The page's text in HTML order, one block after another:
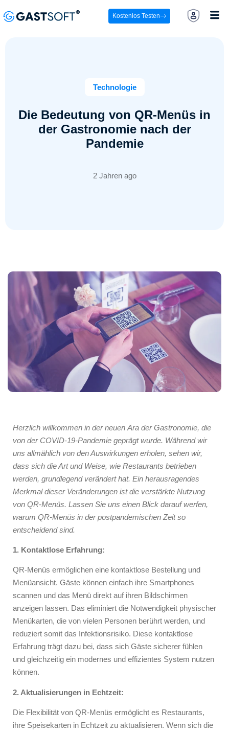
Kostenlos Testen
Technologie
Die Bedeutung von QR-Menüs in
der Gastronomie nach der
Pandemie
2 Jahren ago
Herzlich willkommen in der neuen Ära der Gastronomie, die
von der COVID-19-Pandemie geprägt wurde. Während wir
uns allmählich von den Auswirkungen erholen, sehen wir,
dass sich die Art und Weise, wie Restaurants betrieben
werden, grundlegend verändert hat. Ein herausragendes
Merkmal dieser Veränderungen ist die verstärkte Nutzung
von QR-Menüs. Lassen Sie uns einen Blick darauf werfen,
warum QR-Menüs in der postpandemischen Zeit so
entscheidend sind.
1. Kontaktlose Erfahrung:
QR-Menüs ermöglichen eine kontaktlose Bestellung und
Menüansicht. Gäste können einfach ihre Smartphones
scannen und das Menü direkt auf ihren Bildschirmen
anzeigen lassen. Das eliminiert die Notwendigkeit physischer
Menükarten, die von vielen Personen berührt werden, und
reduziert somit das Infektionsrisiko. Diese kontaktlose
Erfahrung trägt dazu bei, dass sich Gäste sicherer fühlen
und gleichzeitig ein modernes und effizientes System nutzen
können.
2. Aktualisierungen in Echtzeit:
Die Flexibilität von QR-Menüs ermöglicht es Restaurants,
ihre Speisekarten in Echtzeit zu aktualisieren. Wenn sich die